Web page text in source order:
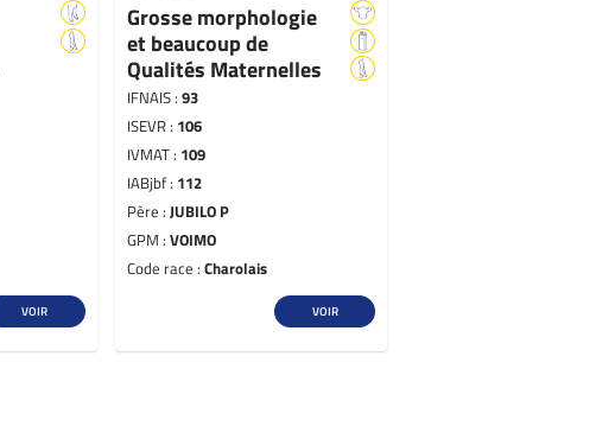
VOIR
Grosse morphologie
et beaucoup de
Qualités Maternelles
IFNAIS : 93
ISEVR : 106
IVMAT : 109
IABjbf : 112
Père : JUBILO P
GPM : VOIMO
Code race : Charolais
VOIR